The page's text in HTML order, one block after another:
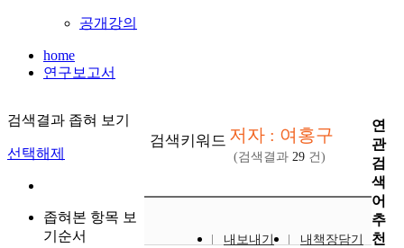
공개강의
home
연구보고서
검색결과 좁혀 보기
선택해제
좁혀본 항목 보
기순서
검색키워드 저자 : 여홍구
(검색결과 29 건)
내보내기
내책장담기
연
관
검
색
어
추
천